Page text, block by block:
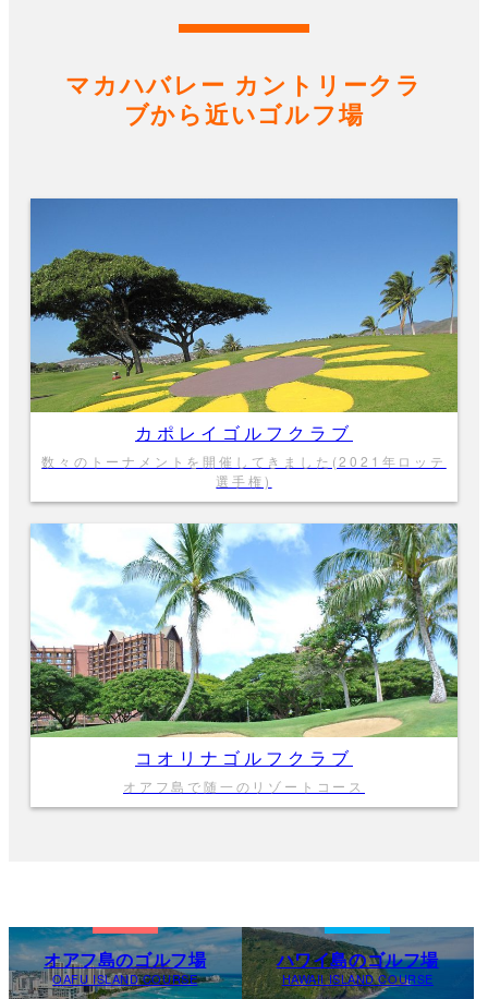
マカハバレー カントリークラ
ブから近いゴルフ場
カポレイゴルフクラブ
数々のトーナメントを開催してきました(2021年ロッテ
選手権)
コオリナゴルフクラブ
オアフ島で随一のリゾートコース
オアフ島のゴルフ場
OAFU ISLAND COURSE
ハワイ島のゴルフ場
HAWAII ISLAND COURSE